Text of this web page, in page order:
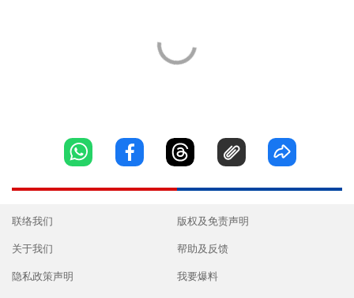
联络我们
关于我们
隐私政策声明
版权及免责声明
帮助及反馈
我要爆料